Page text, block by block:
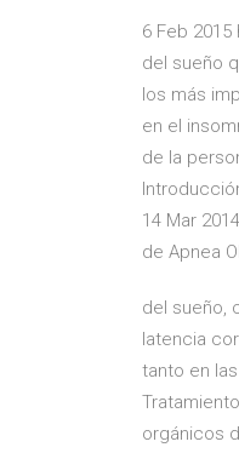
6 Feb
del sueño
los más
en el
de la
14 Mar
de Apnea
del sueño,
latencia
tanto en
orgánicos